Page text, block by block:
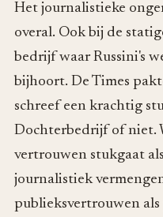
Het journalistieke
overal. Ook bij de
bedrijf waar Russini's
bijhoort. De Times
schreef een krachtig
Dochterbedrijf of niet.
vertrouwen stukgaat
journalistiek
publieksvertrouwen als